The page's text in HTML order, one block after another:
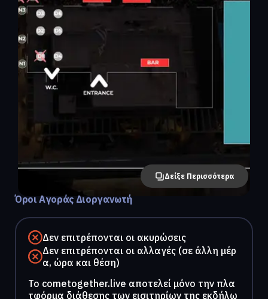
Δείξε Περισσότερα
Όροι Αγοράς Διοργανωτή
Δεν επιτρέπονται οι ακυρώσεις
Δεν επιτρέπονται οι αλλαγές (σε άλλη μέρ
α, ώρα και θέση)
To cometogether.live αποτελεί μόνο την πλα
τφόρμα διάθεσης των εισιτηρίων της εκδήλω